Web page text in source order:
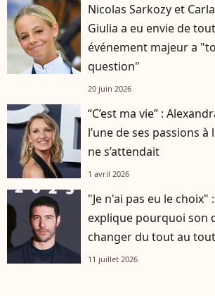
Nicolas Sarkozy et
Giulia a eu envie de
événement majeur a
question"
20 juin 2026
“C’est ma vie” :
l’une de ses passions
ne s’attendait
1 avril 2026
"Je n'ai pas eu le choix"
explique pourquoi son
changer du tout au tout
11 juillet 2026